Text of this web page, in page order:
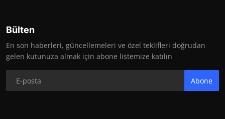
Bülten
En son haberleri, güncellemeleri ve özel teklifleri doğrudan
gelen kutunuza almak için abone listemize katılın
Abone